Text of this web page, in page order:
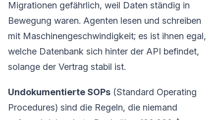
Migrationen gefährlich, weil Daten ständig in
Bewegung waren. Agenten lesen und schreiben
mit Maschinengeschwindigkeit; es ist ihnen egal,
welche Datenbank sich hinter der API befindet,
solange der Vertrag stabil ist.
Undokumentierte SOPs (Standard Operating
Procedures) sind die Regeln, die niemand